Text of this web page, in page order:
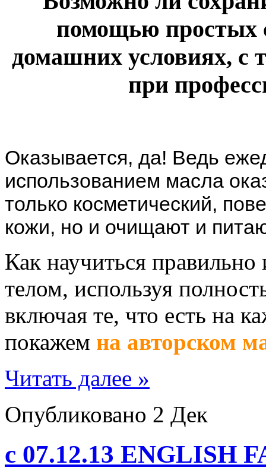
помощью простых
домашних условиях, с
при
Оказывается, да! Ведь
использованием масла
только косметический,
кожи, но и очищают и
Как научиться правильно
телом, используя
включая те, что есть на
покажем на авторском
Читать далее »
Опубликовано 2 Дек
с 07.12.13 ENGLISH